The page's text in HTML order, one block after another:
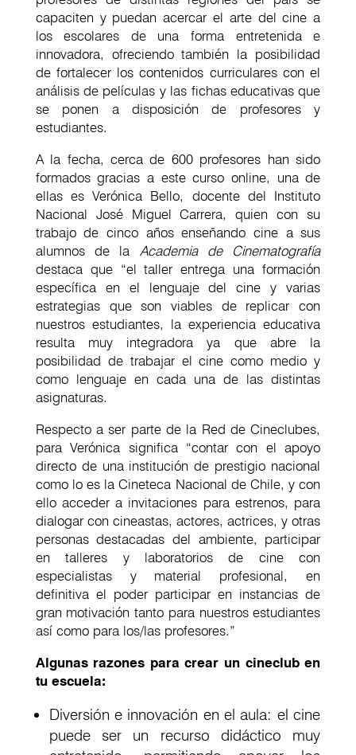
capaciten y puedan acercar el arte del cine a
los escolares de una forma entretenida e
innovadora, ofreciendo también la posibilidad
de fortalecer los contenidos curriculares con el
análisis de películas y las fichas educativas que
se ponen a disposición de profesores y
estudiantes.
A la fecha, cerca de 600 profesores han sido
formados gracias a este curso online, una de
ellas es Verónica Bello, docente del Instituto
Nacional José Miguel Carrera, quien con su
trabajo de cinco años enseñando cine a sus
alumnos de la Academia de Cinematografía
destaca que “el taller entrega una formación
específica en el lenguaje del cine y varias
estrategias que son viables de replicar con
nuestros estudiantes, la experiencia educativa
resulta muy integradora ya que abre la
posibilidad de trabajar el cine como medio y
como lenguaje en cada una de las distintas
asignaturas.
Respecto a ser parte de la Red de Cineclubes,
para Verónica significa “contar con el apoyo
directo de una institución de prestigio nacional
como lo es la Cineteca Nacional de Chile, y con
ello acceder a invitaciones para estrenos, para
dialogar con cineastas, actores, actrices, y otras
personas destacadas del ambiente, participar
en talleres y laboratorios de cine con
especialistas y material profesional, en
definitiva el poder participar en instancias de
gran motivación tanto para nuestros estudiantes
así como para los/las profesores.”
Algunas razones para crear un cineclub en
tu escuela:
Diversión e innovación en el aula: el cine
puede ser un recurso didáctico muy